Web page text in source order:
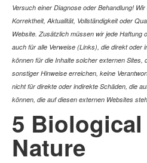
Versuch einer Diagnose oder Behandlung!
Korrektheit, Aktualität, Vollständigkeit oder
Website. Zusätzlich müssen wir jede Haftung
auch für alle Verweise (Links), die direkt oder
können für die Inhalte solcher externen Sites,
sonstiger Hinweise erreichen, keine
nicht für direkte oder indirekte Schäden, die
können, die auf diesen externen Websites
5
Nature